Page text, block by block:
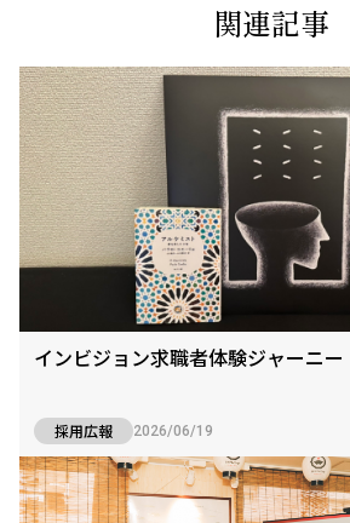
関連記事
インビジョン求職者体験ジャーニー
採用広報 2026/06/19